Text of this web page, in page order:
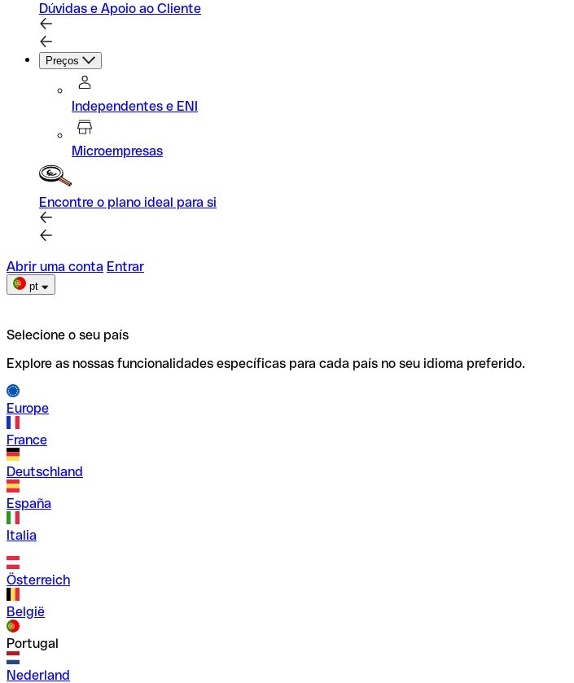
Dúvidas e Apoio ao Cliente
Preços
Independentes e ENI
Microempresas
Encontre o plano ideal para si
Abrir uma conta Entrar
pt
Selecione o seu país
Explore as nossas funcionalidades específicas para cada país no seu idioma preferido.
Europe
France
Deutschland
España
Italia
Österreich
België
Portugal
Nederland